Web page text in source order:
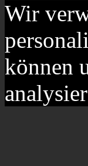
Wir
können